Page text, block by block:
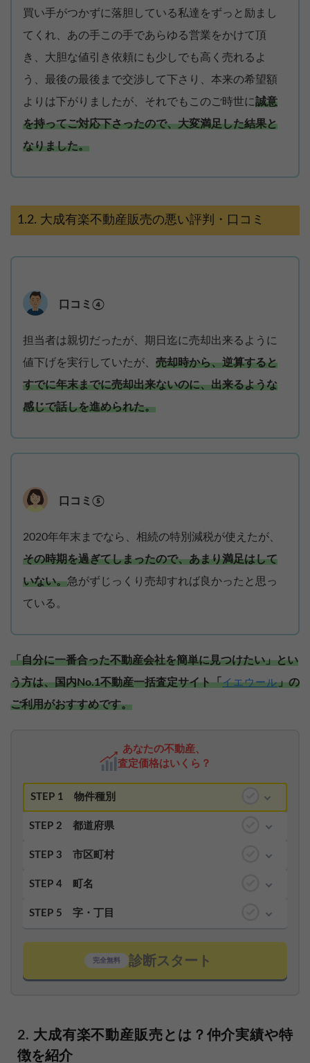
買い手がつかずに落胆している私達をずっと励まし
てくれ、あの手この手であらゆる営業をかけて頂
き、大胆な値引き依頼にも少しでも高く売れるよ
う、最後の最後まで交渉して下さり、本来の希望額
よりは下がりましたが、それでもこのご時世に誠意
を持ってご対応下さったので、大変満足した結果と
なりました。
大成有楽不動産販売の悪い評判・口コミ
口コミ④
担当者は親切だったが、期日迄に売却出来るように
値下げを実行していたが、 売却時から、逆算すると
すでに年末までに売却出来ないのに、出来るような
感じで話しを進められた。
口コミ⑤
2020年年末までなら、相続の特別減税が使えたが、
その時期を過ぎてしまったので、あまり満足はして
いない。急がずじっくり売却すれば良かったと思っ
ている。
「自分に一番合った不動産会社を簡単に見つけたい」とい
う方は、国内No.1不動産一括査定サイト「イエウール」の
ご利用がおすすめです。
あなたの不動産、
査定価格はいくら？
STEP 1 物件種別
STEP 2 都道府県
STEP 3 市区町村
STEP 4 町名
STEP 5 字・丁目
完全無料 診断スタート
大成有楽不動産販売とは？仲介実績や特
徴を紹介